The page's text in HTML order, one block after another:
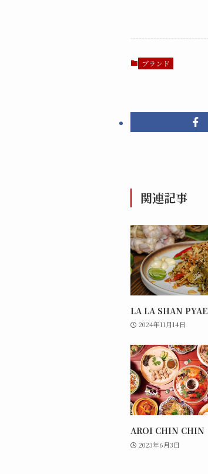
ブランド
関連記事
LA LA SHAN PYAE
2024年11月14日
AROI CHIN CHIN
2023年6月3日